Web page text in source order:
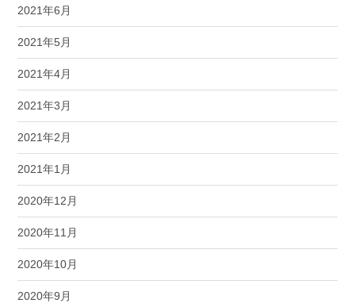
2021年6月
2021年5月
2021年4月
2021年3月
2021年2月
2021年1月
2020年12月
2020年11月
2020年10月
2020年9月